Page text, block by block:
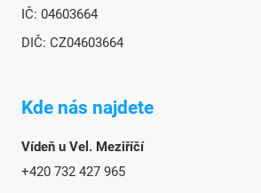
IČ: 04603664
DIČ: CZ04603664
Kde nás najdete
Vídeň u Vel. Meziříčí
+420 732 427 965